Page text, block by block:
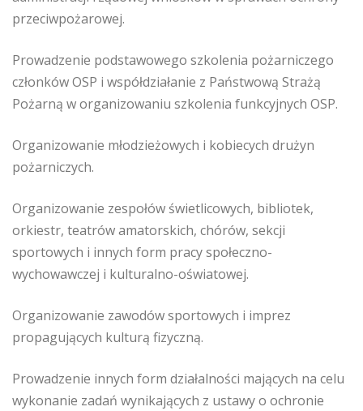
przeciwpożarowej.
Prowadzenie podstawowego szkolenia pożarniczego
członków OSP i współdziałanie z Państwową Strażą
Pożarną w organizowaniu szkolenia funkcyjnych OSP.
Organizowanie młodzieżowych i kobiecych drużyn
pożarniczych.
Organizowanie zespołów świetlicowych, bibliotek,
orkiestr, teatrów amatorskich, chórów, sekcji
sportowych i innych form pracy społeczno-
wychowawczej i kulturalno-oświatowej.
Organizowanie zawodów sportowych i imprez
propagujących kulturą fizyczną.
Prowadzenie innych form działalności mających na celu
wykonanie zadań wynikających z ustawy o ochronie